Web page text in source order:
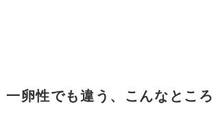
一卵性でも違う、こんなところ